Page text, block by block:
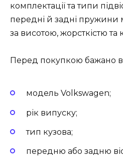
комплектації та типи
передні й задні пружини
за висотою, жорсткістю та
Перед покупкою бажано
модель Volkswagen;
рік випуску;
тип кузова;
передню або задню